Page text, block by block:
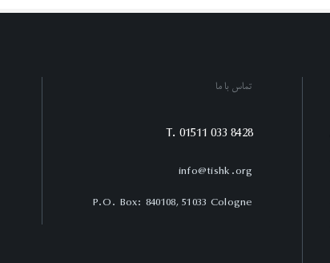
تماس با ما
T. 01511 033 8428
info@tishk.org
P.O. Box: 840108, 51033 Cologne